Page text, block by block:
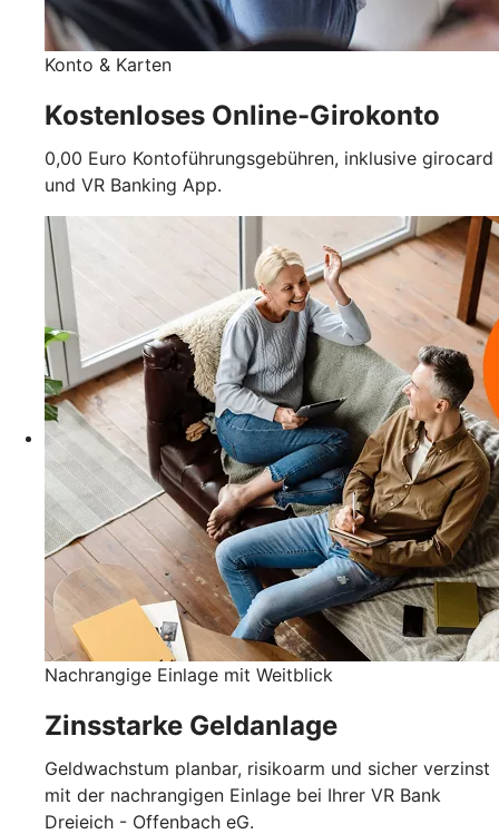
Konto & Karten
Kostenloses Online-Girokonto
0,00 Euro Kontoführungsgebühren, inklusive girocard
und VR Banking App.
Nachrangige Einlage mit Weitblick
Zinsstarke Geldanlage
Geldwachstum planbar, risikoarm und sicher verzinst
mit der nachrangigen Einlage bei Ihrer VR Bank
Dreieich - Offenbach eG.